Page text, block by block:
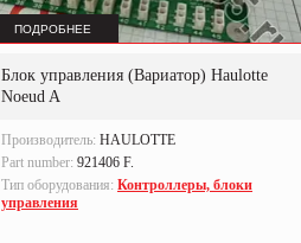
ПОДРОБНЕЕ
Блок управления (Вариатор) Haulotte
Noeud A
Производитель: HAULOTTE
Part number: 921406 F.
Тип оборудования: Контроллеры, блоки
управления